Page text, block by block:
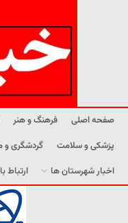
صفحه اصلی فرهنگ و هنر
پزشکی و سلامت
گردشگری و
اخبار شهرستان ها
ارتباط